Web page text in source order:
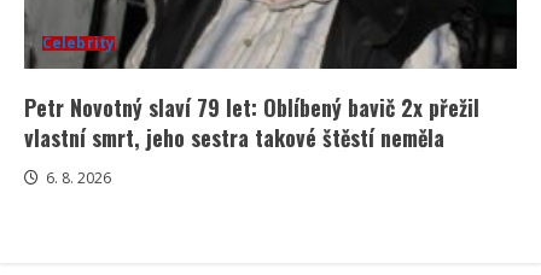
Celebrity
Petr Novotný slaví 79 let: Oblíbený bavič 2x přežil
vlastní smrt, jeho sestra takové štěstí neměla
6. 8. 2026